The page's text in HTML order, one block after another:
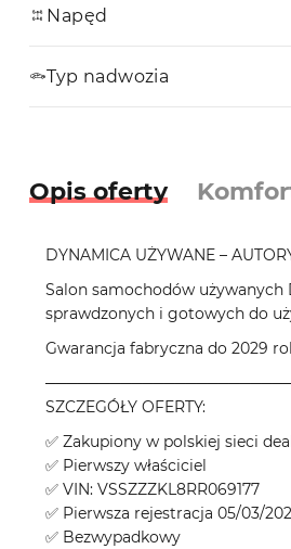
Napęd
Typ nadwozia
Opis oferty
DYNAMICA UŻYWANE –
Salon samochodów
sprawdzonych i gotowych do
Gwarancja fabryczna do 2029
SZCZEGÓŁY OFERTY:
✅ Zakupiony w polskiej sieci
✅ Pierwszy właściciel
✅ VIN: VSSZZZKL8RR069177
✅ Pierwsza rejestracja 05/03/
✅ Bezwypadkowy